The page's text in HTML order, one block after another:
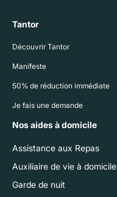
Tantor
Découvrir Tantor
Manifeste
50% de réduction immédiate
Je fais une demande
Nos aides à domicile
Assistance aux Repas
Auxiliaire de vie à domicile
Garde de nuit